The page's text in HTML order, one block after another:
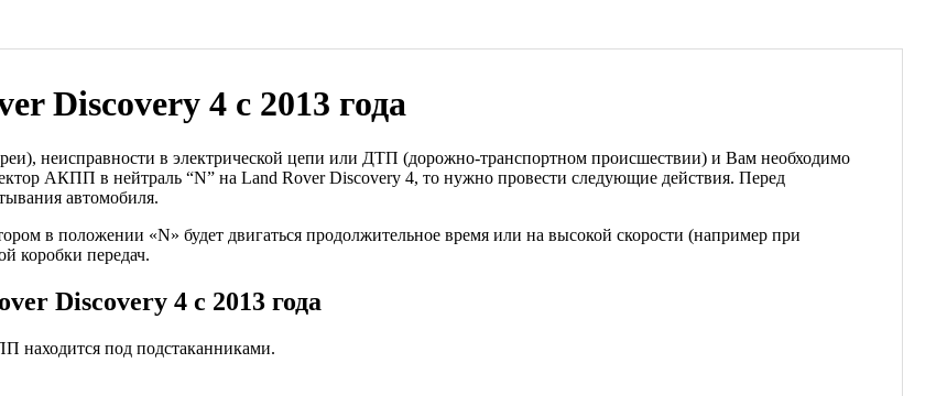
Discovery 4 с 2013 года
неисправности в электрической цепи или ДТП (дорожно-транспортном происшествии) и Вам необходимо
АКПП в нейтраль “N” на Land Rover Discovery 4, то нужно провести следующие действия. Перед
автомобиля.
в положении «N» будет двигаться продолжительное время или на высокой скорости (например при
коробки передач.
Discovery 4 с 2013 года
находится под подстаканниками.